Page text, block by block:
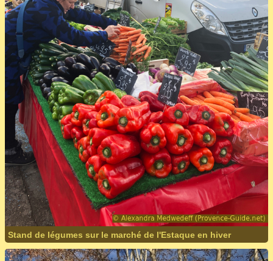
Stand de légumes sur le marché de l'Estaque en hiver